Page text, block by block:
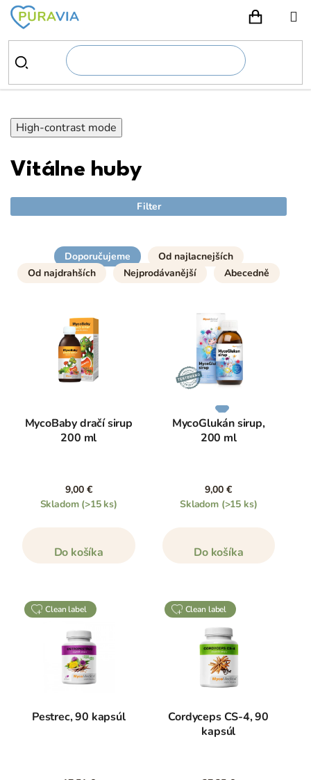
Prejsť
obsah
High-contrast mode
Vitálne huby
Filter
Doporučujeme
Od najlacnejších
Od najdrahších
Nejprodávanější Abecedně
MycoBaby dračí sirup
200 ml
9,00 €
Skladom (>15 ks)
Do košíka
MycoGlukán sirup,
200 ml
9,00 €
Skladom (>15 ks)
Do košíka
clean label
Pestrec, 90 kapsúl
clean label
Cordyceps CS-4, 90
kapsúl